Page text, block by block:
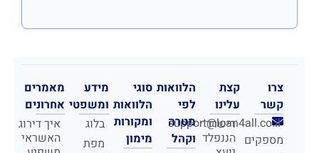
צרו
קשר
support@loan4all.co.il
מספקים
קצת
עלינו
רישרד
הננפלד
הלוואות
לפי
מטרה
וקהל
סוגי
הלוואות
ומקורות
מימון
מידע
ומשפטי
בלוג
מפת
מאמרים
אחרונים
איך דירוג
האשראי